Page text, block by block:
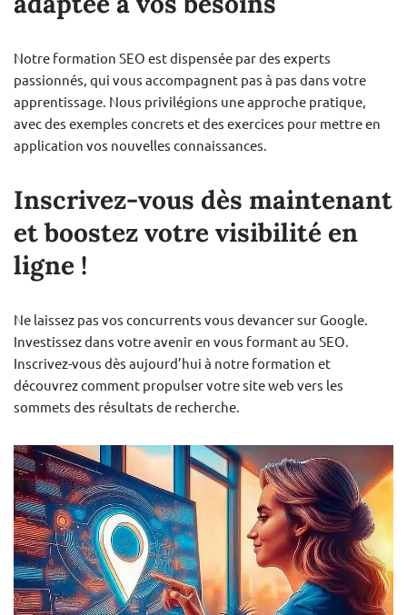
Notre formation SEO est dispensée par des experts
passionnés, qui vous accompagnent pas à pas dans votre
apprentissage. Nous privilégions une approche pratique,
avec des exemples concrets et des exercices pour mettre en
application vos nouvelles connaissances.
Inscrivez-vous dès maintenant
et boostez votre visibilité en
ligne !
Ne laissez pas vos concurrents vous devancer sur Google.
Investissez dans votre avenir en vous formant au SEO.
Inscrivez-vous dès aujourd’hui à notre formation et
découvrez comment propulser votre site web vers les
sommets des résultats de recherche.